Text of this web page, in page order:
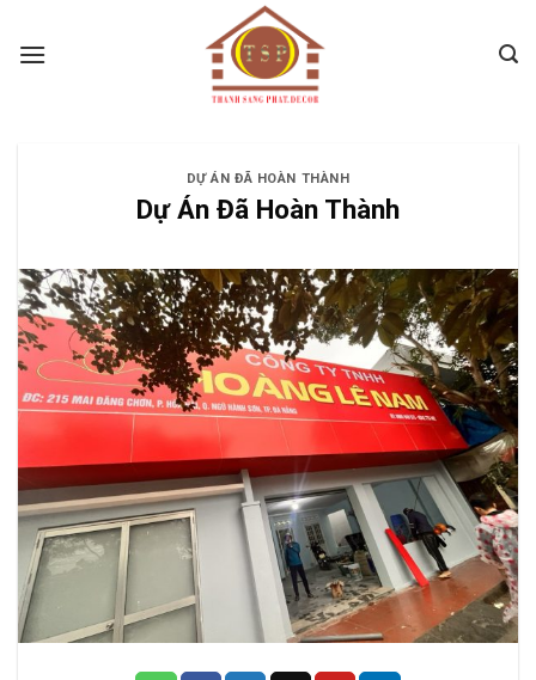
DỰ ÁN ĐÃ HOÀN THÀNH
Dự Án Đã Hoàn Thành